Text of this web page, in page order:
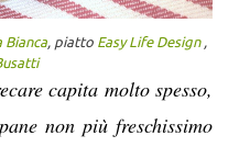
Bianca, piatto Easy Life Design,
capita molto spesso,
non più freschissimo